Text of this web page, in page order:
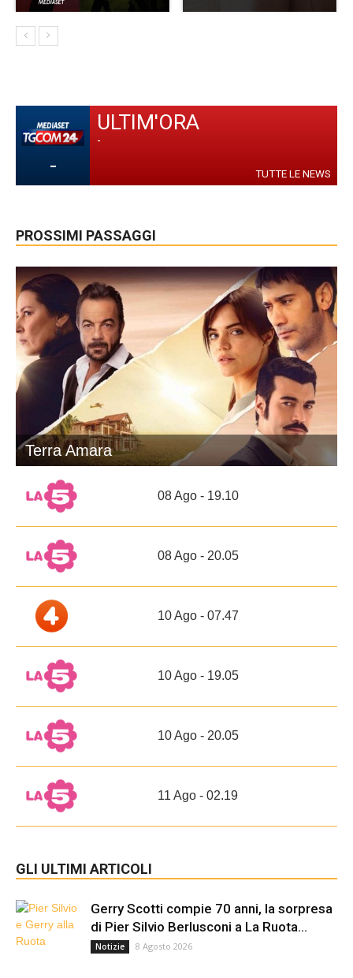
-
ULTIM'ORA
-
TUTTE LE NEWS
PROSSIMI PASSAGGI
Terra Amara
08 Ago - 19.10
08 Ago - 20.05
10 Ago - 07.47
10 Ago - 19.05
10 Ago - 20.05
11 Ago - 02.19
GLI ULTIMI ARTICOLI
Gerry Scotti compie 70 anni, la sorpresa
di Pier Silvio Berlusconi a La Ruota...
Notizie 8 Agosto 2026